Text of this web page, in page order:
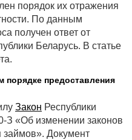
порядок их отражения
По данным
получен ответ от
Беларусь. В статье
предоставления
Закон Республики
З «Об изменении законов
займов». Документ